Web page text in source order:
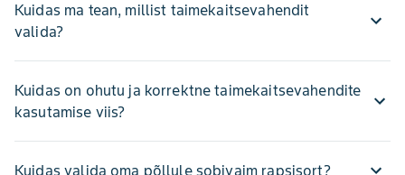
Kuidas ma tean, millist taimekaitsevahendit
valida?
Kuidas on ohutu ja korrektne taimekaitsevahendite
kasutamise viis?
Kuidas valida oma põllule sobivaim rapsisort?